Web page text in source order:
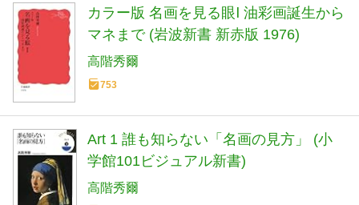
カラー版 名画を見る眼Ⅰ 油彩画誕生から
マネまで (岩波新書 新赤版 1976)
高階秀爾
753
Art 1 誰も知らない「名画の見方」 (小
学館101ビジュアル新書)
高階秀爾